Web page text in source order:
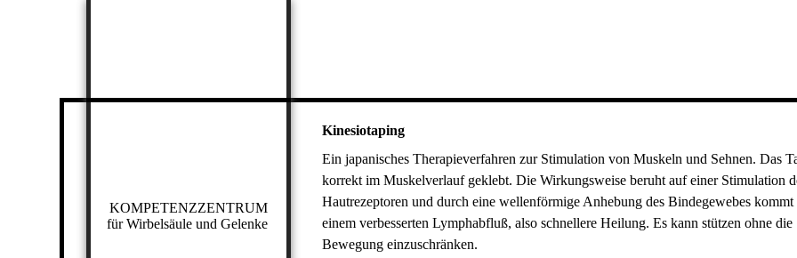
KOMPETENZZENTRUM
für Wirbelsäule und Gelenke
Kinesiotaping
Ein japanisches Therapieverfahren zur Stimulation von Muskeln und Sehnen. Das
korrekt im Muskelverlauf geklebt. Die Wirkungsweise beruht auf einer Stimulation
Hautrezeptoren und durch eine wellenförmige Anhebung des Bindegewebes kommt
einem verbesserten Lymphabfluß, also schnellere Heilung. Es kann stützen ohne die
Bewegung einzuschränken.